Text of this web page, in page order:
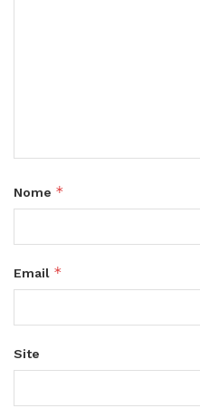
Nome *
Email *
Site